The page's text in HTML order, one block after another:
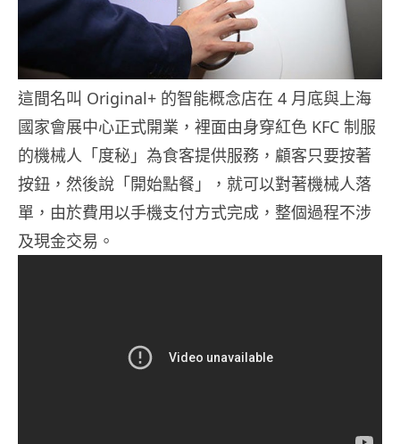
這間名叫 Original+ 的智能概念店在 4 月底與上海
國家會展中心正式開業，裡面由身穿紅色 KFC 制服
的機械人「度秘」為食客提供服務，顧客只要按著
按鈕，然後說「開始點餐」，就可以對著機械人落
單，由於費用以手機支付方式完成，整個過程不涉
及現金交易。